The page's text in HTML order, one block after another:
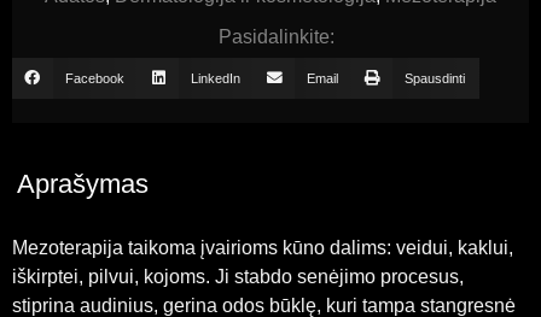
Pasidalinkite:
Facebook LinkedIn Email Spausdinti
Aprašymas
Mezoterapija taikoma įvairioms kūno dalims: veidui, kaklui,
iškirptei, pilvui, kojoms. Ji stabdo senėjimo procesus,
stiprina audinius, gerina odos būklę, kuri tampa stangresnė